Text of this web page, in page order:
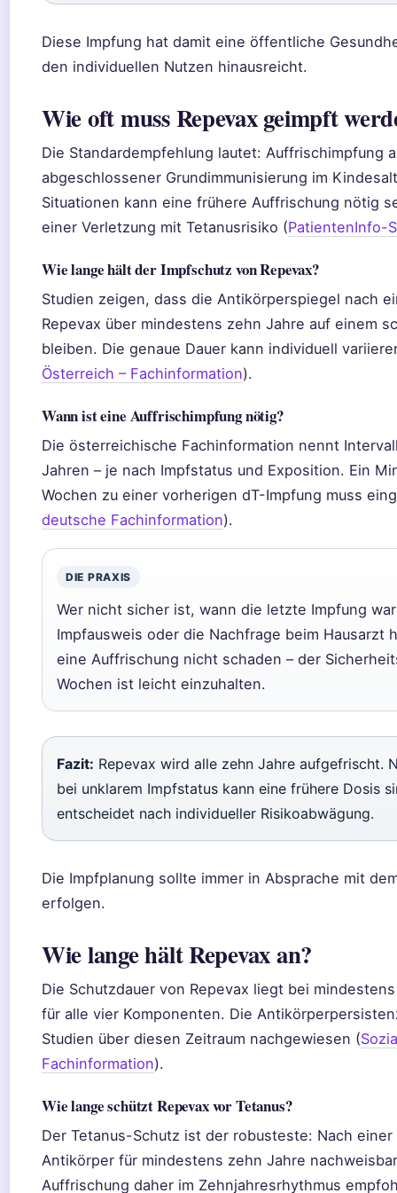
Diese Impfung hat damit eine öffentliche
den individuellen Nutzen hinausreicht.
Wie oft muss Repevax geimpft
Die Standardempfehlung lautet: Auffrischimpfung
abgeschlossener Grundimmunisierung im
Situationen kann eine frühere Auffrischung nötig
einer Verletzung mit Tetanusrisiko (PatientenInfo-
Wie lange hält der Impfschutz von Repevax?
Studien zeigen, dass die Antikörperspiegel nach
Repevax über mindestens zehn Jahre auf einem
bleiben. Die genaue Dauer kann individuell
Österreich – Fachinformation).
Wann ist eine Auffrischimpfung nötig?
Die österreichische Fachinformation nennt
Jahren – je nach Impfstatus und Exposition. Ein
Wochen zu einer vorherigen dT-Impfung muss
deutsche Fachinformation).
DIE PRAXIS
Wer nicht sicher ist, wann die letzte Impfung
Impfausweis oder die Nachfrage beim Hausarzt
eine Auffrischung nicht schaden – der
Wochen ist leicht einzuhalten.
Fazit: Repevax wird alle zehn Jahre aufgefrischt.
bei unklarem Impfstatus kann eine frühere Dosis
entscheidet nach individueller Risikoabwägung.
Die Impfplanung sollte immer in Absprache mit
erfolgen.
Wie lange hält Repevax an?
Die Schutzdauer von Repevax liegt bei
für alle vier Komponenten. Die
Studien über diesen Zeitraum nachgewiesen (
Fachinformation).
Wie lange schützt Repevax vor Tetanus?
Der Tetanus-Schutz ist der robusteste: Nach
Antikörper für mindestens zehn Jahre
Auffrischung daher im Zehnjahresrhythmus